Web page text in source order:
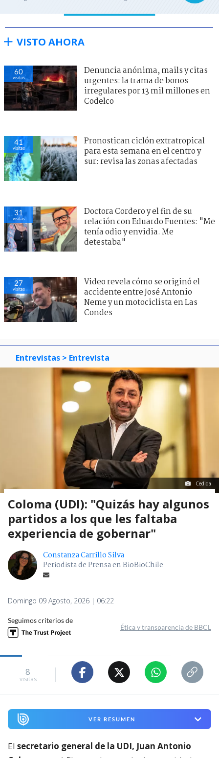
VISTO AHORA
60
visitas
Denuncia anónima, mails y citas
urgentes: la trama de bonos
irregulares por 13 mil millones en
Codelco
41
visitas
Pronostican ciclón extratropical
para esta semana en el centro y
sur: revisa las zonas afectadas
31
visitas
Doctora Cordero y el fin de su
relación con Eduardo Fuentes: "Me
tenía odio y envidia. Me
detestaba"
27
visitas
Video revela cómo se originó el
accidente entre José Antonio
Neme y un motociclista en Las
Condes
Entrevistas > Entrevista
Cedida
Coloma (UDI): "Quizás hay algunos
partidos a los que les faltaba
experiencia de gobernar"
Constanza Carrillo Silva
Periodista de Prensa en BioBioChile
Domingo 09 Agosto, 2026 | 06:22
Seguimos criterios de
Ética y transparencia de BBCL
8
visitas
VER RESUMEN
El secretario general de la UDI, Juan Antonio